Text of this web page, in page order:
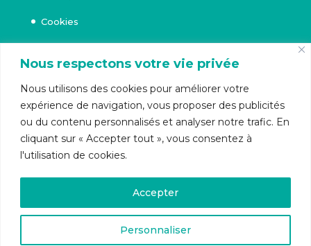
Nous respectons votre vie privée
Nous utilisons des cookies pour améliorer votre
expérience de navigation, vous proposer des publicités
ou du contenu personnalisés et analyser notre trafic. En
cliquant sur « Accepter tout », vous consentez à
l'utilisation de cookies.
Personnaliser
Accepter
Cookies
Uccle